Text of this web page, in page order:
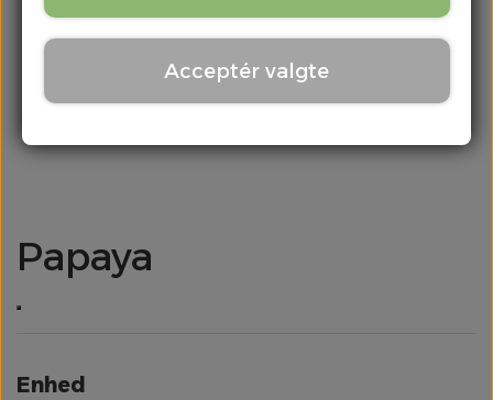
Citrus
Div. Grønt
Frugt
Papaya
Enhed
Acceptér valgte